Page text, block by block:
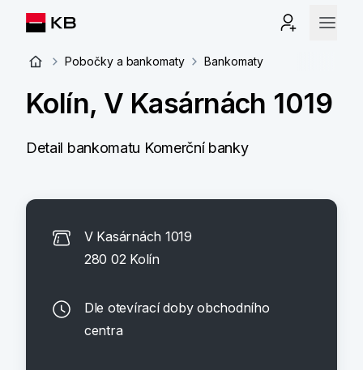
Pobočky a bankomaty Bankomaty
Kolín, V Kasárnách 1019
Detail bankomatu Komerční banky
V Kasárnách 1019
280 02 Kolín
Dle otevírací doby obchodního
centra